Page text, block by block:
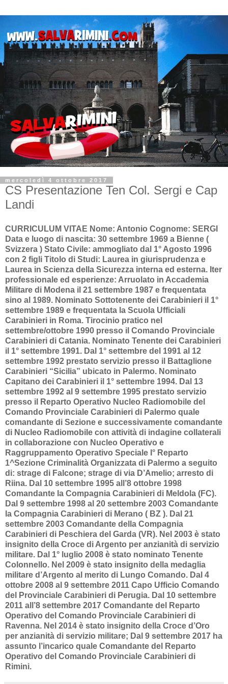
mercoledì 4 ottobre 2017
CS Presentazione Ten Col. Sergi e Cap
Landi
CURRICULUM VITAE Nome: Antonio Cognome: SERGI
Data e luogo di nascita: 30 settembre 1969 a Bienne (
Svizzera ) Stato Civile: ammogliato dal 1° Agosto 1996
con 2 figli Titolo di Studi: Laurea in giurisprudenza e
Laurea in Scienza della Sicurezza interna ed esterna. Iter
professionale ed esperienze: Arruolato in Accademia
Militare di Modena il 21 settembre 1987 e frequentata
sino al 1989. Nominato Sottotenente dei Carabinieri il 1°
settembre 1989 e frequentata la Scuola Ufficiali
Carabinieri in Roma. Tirocinio pratico nel
settembre/ottobre 1990 presso il Comando Provinciale
Carabinieri di Catania. Nominato Tenente dei Carabinieri
il 1° settembre 1991. Dal 1° settembre del 1991 al 12
settembre 1992 prestato servizio presso il Battaglione
Carabinieri “Sicilia” ubicato in Palermo. Nominato
Capitano dei Carabinieri il 1° settembre 1994. Dal 13
settembre 1992 al 9 settembre 1995 prestato servizio
presso il Reparto Operativo Nucleo Radiomobile del
Comando Provinciale Carabinieri di Palermo quale
comandante di Sezione e successivamente comandante
di Nucleo Radiomobile con attività di indagine collaterali
in collaborazione con Nucleo Operativo e
Raggruppamento Operativo Speciale I° Reparto
1^Sezione Criminalità Organizzata di Palermo a seguito
di: strage di Falcone; strage di via D’Amelio; arresto di
Riina. Dal 10 settembre 1995 all’8 ottobre 1998
Comandante la Compagnia Carabinieri di Meldola (FC).
Dal 9 settembre 1998 al 20 settembre 2003 Comandante
la Compagnia Carabinieri di Merano ( BZ ). Dal 21
settembre 2003 Comandante della Compagnia
Carabinieri di Peschiera del Garda (VR). Nel 2003 è stato
insignito della Croce di Argento per anzianità di servizio
militare. Dal 1° luglio 2008 è stato nominato Tenente
Colonnello. Nel 2009 è stato insignito della medaglia
militare d’Argento al merito di Lungo Comando. Dal 4
ottobre 2008 al 9 settembre 2011 Capo Ufficio Comando
del Provinciale Carabinieri di Perugia. Dal 10 settembre
2011 all’8 settembre 2017 Comandante del Reparto
Operativo del Comando Provinciale Carabinieri di
Ravenna. Nel 2014 è stato insignito della Croce d’Oro
per anzianità di servizio militare; Dal 9 settembre 2017 ha
assunto l’incarico quale Comandante del Reparto
Operativo del Comando Provinciale Carabinieri di
Rimini.